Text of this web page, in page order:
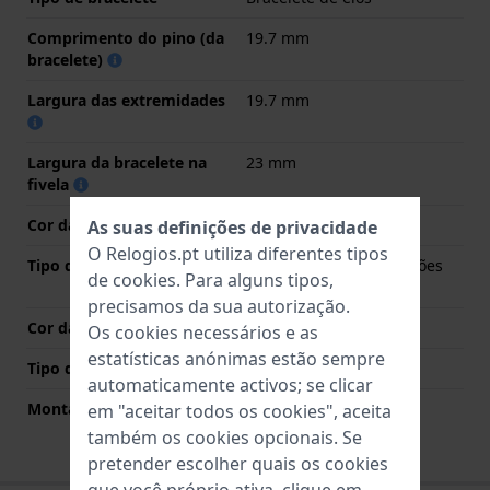
Comprimento do pino (da
bracelete)
19.7 mm
Largura das extremidades 19.7 mm
Largura da bracelete na
fivela
23 mm
Cor da bracelete
Azul
Tipo de Fecho
Fivela butterfly com botões
de pressão
Cor da fivela
Azul
Tipo de montagem
Pinos em aço
Montagem Reta
Não
As suas definições de privacidade
O Relogios.pt utiliza diferentes tipos
de cookies. Para alguns tipos,
precisamos da sua autorização.
Os cookies necessários e as
estatísticas anónimas estão sempre
automaticamente activos; se clicar
em "aceitar todos os cookies", aceita
também os cookies opcionais. Se
pretender escolher quais os cookies